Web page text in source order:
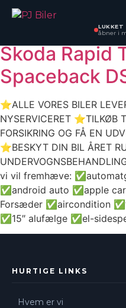
Skip
LUKKET
åbner i
Model:
Skoda Rapid
Spaceback
⭐ALLE VORES BILER
NYSERVICERET ⭐TILKØB
FORSIKRING OG FÅ EN
⭐BESKYT DIN BIL ÅRET
vi vil fremhæve:
✅android auto ✅apple
Forsæder ✅aircondition
✅15″ alufælge ✅el-
HURTIGE LINKS
Hvem er vi